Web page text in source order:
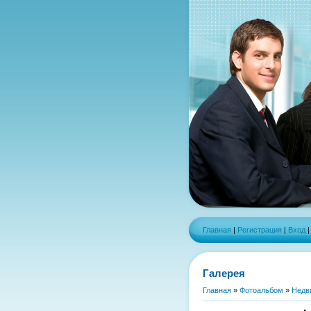
Главная | Регистрация | Вход |
Галерея
Главная » Фотоальбом »